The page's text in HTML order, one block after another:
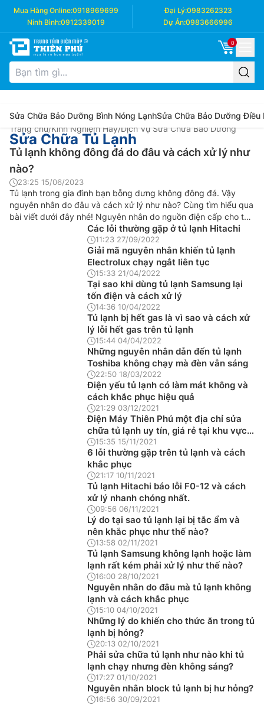
Mua Hàng Online:0918969699 Đại Lý:0983262323
Ninh Bình:0912339019 Dự Án:0983666996
0
Sửa Chữa Bảo Dưỡng Bình Nóng LạnhSửa Chữa Bảo Dưỡng Điều
Trang chủ/Kinh Nghiệm Hay/Dịch Vụ Sửa Chữa Bảo Dưỡng
Sửa Chữa Tủ Lạnh
Tủ lạnh không đông đá do đâu và cách xử lý như
nào?
23:25 15/06/2023
Tủ lạnh trong gia đình bạn bỗng dưng không đông đá. Vậy
nguyên nhân do đâu và cách xử lý như nào? Cùng tìm hiểu qua
bài viết dưới đây nhé! Nguyên nhân do nguồn điện cấp cho tủ
Nguyên nhân tủ lạnh yếu không đông đá có thể do nguồn điện
Các lỗi thường gặp ở tủ lạnh Hitachi
11:23 27/09/2022
Giải mã nguyên nhân khiến tủ lạnh
Electrolux chạy ngắt liên tục
15:33 21/04/2022
Tại sao khi dùng tủ lạnh Samsung lại
tốn điện và cách xử lý
14:36 10/04/2022
Tủ lạnh bị hết gas là vì sao và cách xử
lý lỗi hết gas trên tủ lạnh
15:44 04/04/2022
Những nguyên nhân dẫn đến tủ lạnh
Toshiba không chạy mà đèn vẫn sáng
22:50 18/03/2022
Điện yếu tủ lạnh có làm mát không và
cách khắc phục hiệu quả
21:29 03/12/2021
Điện Máy Thiên Phú một địa chỉ sửa
chữa tủ lạnh uy tín, giá rẻ tại khu vực
Hà Nội
15:35 15/11/2021
6 lỗi thường gặp trên tủ lạnh và cách
khắc phục
21:17 10/11/2021
Tủ lạnh Hitachi báo lỗi F0-12 và cách
xử lý nhanh chóng nhất.
09:56 06/11/2021
Lý do tại sao tủ lạnh lại bị tắc ẩm và
nên khắc phục như thế nào?
13:58 02/11/2021
Tủ lạnh Samsung không lạnh hoặc làm
lạnh rất kém phải xử lý như thế nào?
16:00 28/10/2021
Nguyên nhân do đâu mà tủ lạnh không
lạnh và cách khắc phục
15:10 04/10/2021
Những lý do khiến cho thức ăn trong tủ
lạnh bị hỏng?
20:13 02/10/2021
Phải sửa chữa tủ lạnh như nào khi tủ
lạnh chạy nhưng đèn không sáng?
17:27 01/10/2021
Nguyên nhân block tủ lạnh bị hư hỏng?
16:56 30/09/2021